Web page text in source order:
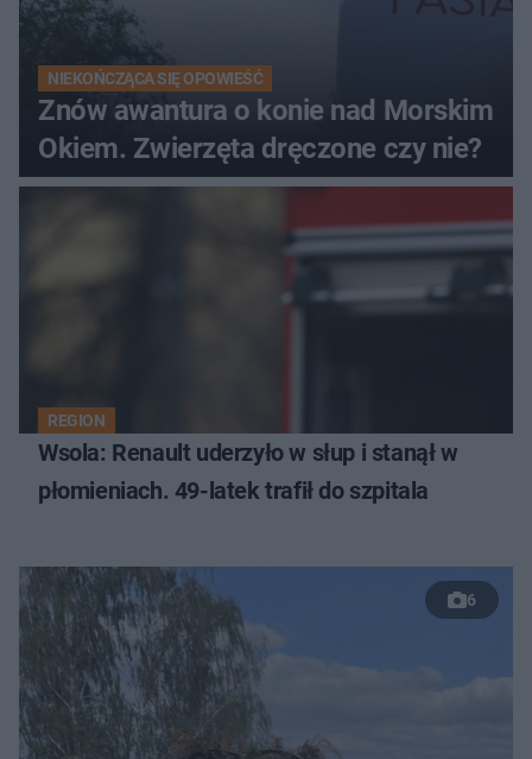
NIEKOŃCZĄCA SIĘ OPOWIEŚĆ
Znów awantura o konie nad Morskim
Okiem. Zwierzęta dręczone czy nie?
REGION
Wsola: Renault uderzyło w słup i stanął w
płomieniach. 49-latek trafił do szpitala
6